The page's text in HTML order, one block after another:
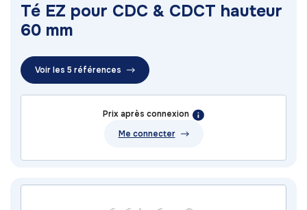
Té EZ pour CDC & CDCT hauteur
60 mm
Voir les 5 références
Prix après connexion
Me connecter